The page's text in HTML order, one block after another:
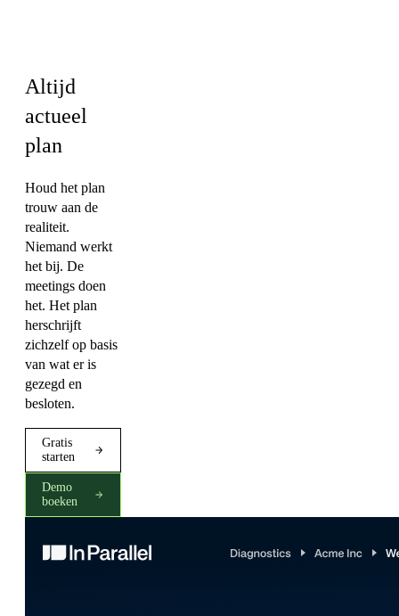
Altijd
actueel
plan
Houd het plan
trouw aan de
realiteit.
Niemand werkt
het bij. De
meetings doen
het. Het plan
herschrijft
zichzelf op basis
van wat er is
gezegd en
besloten.
Gratis
starten
Demo
boeken